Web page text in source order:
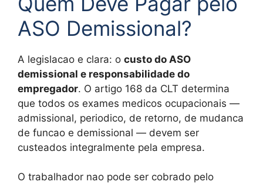
ASO Demissional?
A legislacao e clara: o custo do ASO
demissional e responsabilidade do
empregador. O artigo 168 da CLT determina
que todos os exames medicos ocupacionais —
admissional, periodico, de retorno, de mudanca
de funcao e demissional — devem ser
custeados integralmente pela empresa.
O trabalhador nao pode ser cobrado pelo